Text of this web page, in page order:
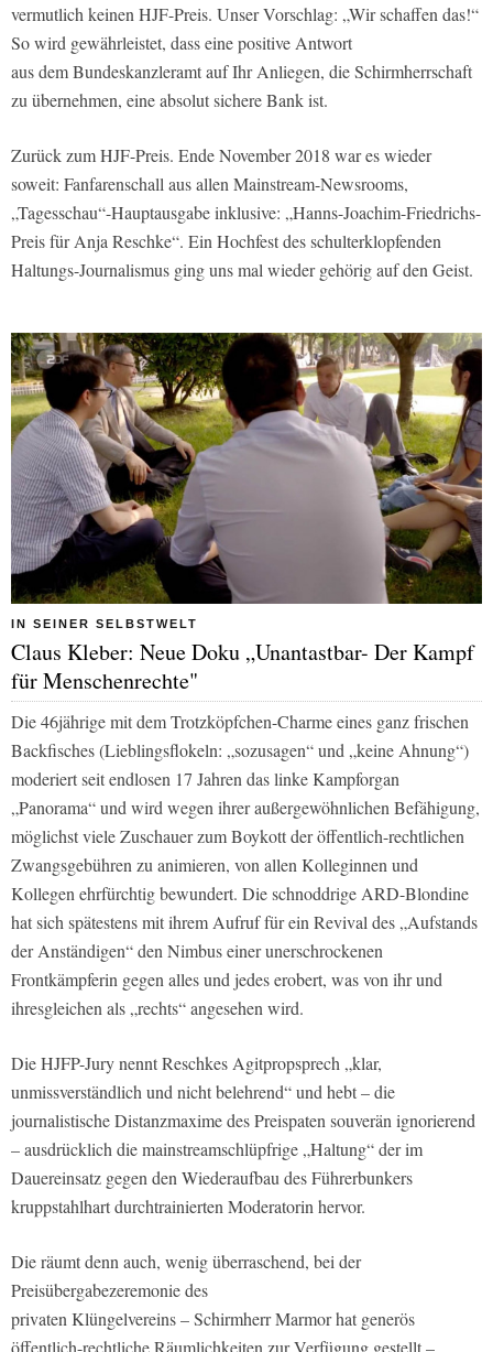
vermutlich keinen HJF-Preis. Unser Vorschlag: „Wir schaffen das!“
So wird gewährleistet, dass eine positive Antwort
aus dem Bundeskanzleramt auf Ihr Anliegen, die Schirmherrschaft
zu übernehmen, eine absolut sichere Bank ist.
Zurück zum HJF-Preis. Ende November 2018 war es wieder
soweit: Fanfarenschall aus allen Mainstream-Newsrooms,
„Tagesschau“-Hauptausgabe inklusive: „Hanns-Joachim-Friedrichs-
Preis für Anja Reschke“. Ein Hochfest des schulterklopfenden
Haltungs-Journalismus ging uns mal wieder gehörig auf den Geist.
IN SEINER SELBSTWELT
Claus Kleber: Neue Doku „Unantastbar- Der Kampf
für Menschenrechte"
Die 46jährige mit dem Trotzköpfchen-Charme eines ganz frischen
Backfisches (Lieblingsflokeln: „sozusagen“ und „keine Ahnung“)
moderiert seit endlosen 17 Jahren das linke Kampforgan
„Panorama“ und wird wegen ihrer außergewöhnlichen Befähigung,
möglichst viele Zuschauer zum Boykott der öffentlich-rechtlichen
Zwangsgebühren zu animieren, von allen Kolleginnen und
Kollegen ehrfürchtig bewundert. Die schnoddrige ARD-Blondine
hat sich spätestens mit ihrem Aufruf für ein Revival des „Aufstands
der Anständigen“ den Nimbus einer unerschrockenen
Frontkämpferin gegen alles und jedes erobert, was von ihr und
ihresgleichen als „rechts“ angesehen wird.
Die HJFP-Jury nennt Reschkes Agitpropsprech „klar,
unmissverständlich und nicht belehrend“ und hebt – die
journalistische Distanzmaxime des Preispaten souverän ignorierend
– ausdrücklich die mainstreamschlüpfrige „Haltung“ der im
Dauereinsatz gegen den Wiederaufbau des Führerbunkers
kruppstahlhart durchtrainierten Moderatorin hervor.
Die räumt denn auch, wenig überraschend, bei der
Preisübergabezeremonie des
privaten Klüngelvereins – Schirmherr Marmor hat generös
öffentlich-rechtliche Räumlichkeiten zur Verfügung gestellt –